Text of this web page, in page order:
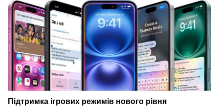
Підтримка ігрових режимів нового рівня